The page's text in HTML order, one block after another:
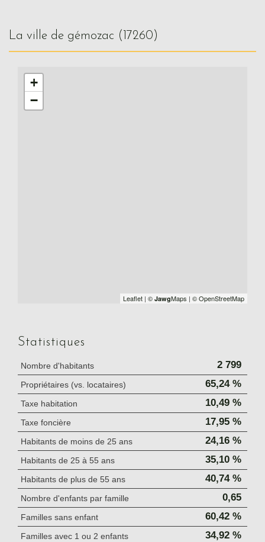
la ville de gémozac (17260)
+
−
Leaflet | © JawgMaps | © OpenStreetMap
Statistiques
Nombre d'habitants 2 799
Propriétaires (vs. locataires) 65,24 %
Taxe habitation 10,49 %
Taxe foncière 17,95 %
Habitants de moins de 25 ans 24,16 %
Habitants de 25 à 55 ans 35,10 %
Habitants de plus de 55 ans 40,74 %
Nombre d'enfants par famille 0,65
Familles sans enfant 60,42 %
Familles avec 1 ou 2 enfants 34,92 %